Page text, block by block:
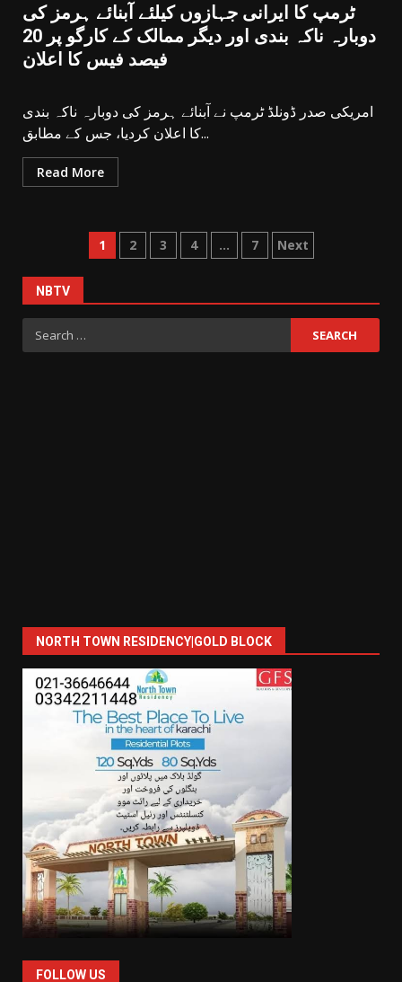
ٹرمپ کا ایرانی جہازوں کیلئے آبنائے ہرمز کی
دوبارہ ناکہ بندی اور دیگر ممالک کے کارگو پر 20
فیصد فیس کا اعلان
امریکی صدر ڈونلڈ ٹرمپ نے آبنائے ہرمز کی دوبارہ ناکہ بندی
کا اعلان کردیا، جس کے مطابق...
Read More
Posts
1 2 3 4 … 7 Next
NBTV
Search
for:
NORTH TOWN RESIDENCY|GOLD BLOCK
FOLLOW US